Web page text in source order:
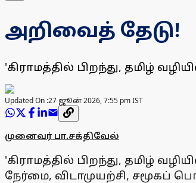
அறிவைத் தேடு!
'கிராமத்தில் பிறந்து, தமிழ்
Updated On :27 ஜூன் 2026, 7:55 pm IST
முனைவர் பா.சக்திவேல்
'கிராமத்தில் பிறந்து, தமிழ்
நேர்மை, விடாமுயற்சி, சமூகப்